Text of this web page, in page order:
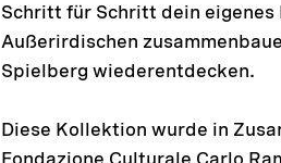
Schritt für Schritt dein eigenes
Außerirdischen
Spielberg wiederentdecken.
Diese Kollektion wurde in
Fondazione Culturale Carlo